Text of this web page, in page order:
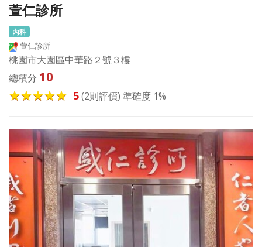
萱仁診所
內科
萱仁診所
桃園市大園區中華路２號３樓
總積分 10
5(2則評價) 準確度 1%